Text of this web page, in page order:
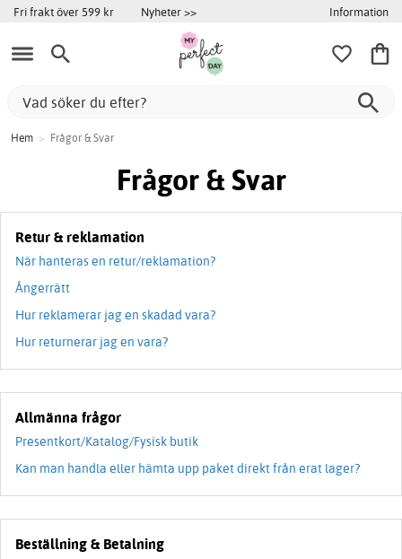
Fri frakt över 599 kr Nyheter >> Information
Hem > Frågor & Svar
Frågor & Svar
Retur & reklamation
När hanteras en retur/reklamation?
Ångerrätt
Hur reklamerar jag en skadad vara?
Hur returnerar jag en vara?
Allmänna frågor
Presentkort/Katalog/Fysisk butik
Kan man handla eller hämta upp paket direkt från erat lager?
Beställning & Betalning